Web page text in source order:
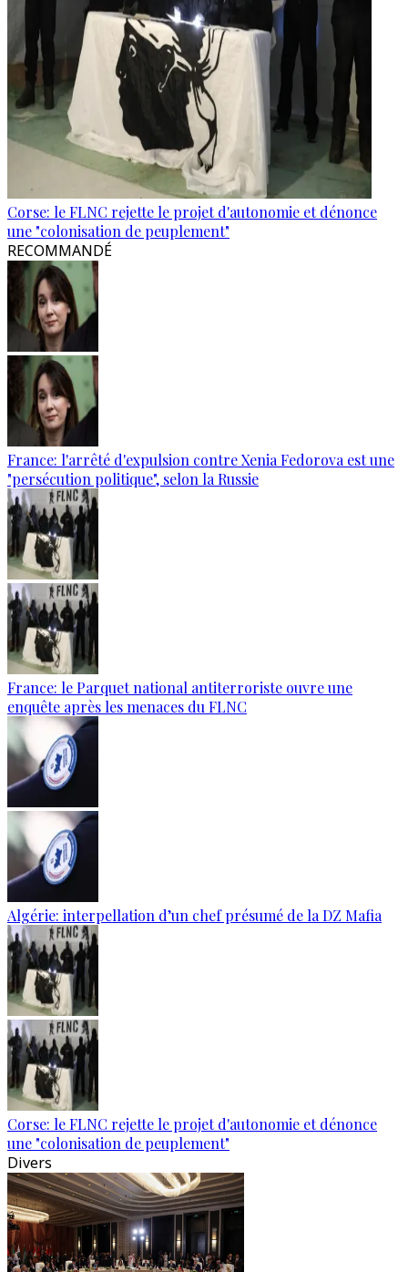
Corse: le FLNC rejette le projet d'autonomie et dénonce
une "colonisation de peuplement"
RECOMMANDÉ
France: l'arrêté d'expulsion contre Xenia Fedorova est une
"persécution politique", selon la Russie
France: le Parquet national antiterroriste ouvre une
enquête après les menaces du FLNC
Algérie: interpellation d’un chef présumé de la DZ Mafia
Corse: le FLNC rejette le projet d'autonomie et dénonce
une "colonisation de peuplement"
Divers